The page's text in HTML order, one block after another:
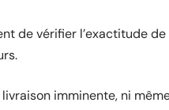
de vérifier l’exactitude
imminente, ni